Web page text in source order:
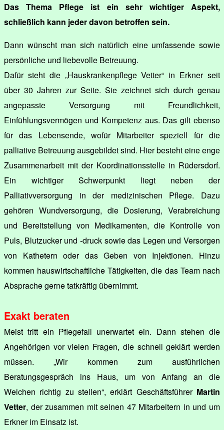
Das Thema Pflege ist ein sehr wichtiger Aspekt,
schließlich kann jeder davon betroffen sein.
Dann wünscht man sich natürlich eine umfassende sowie
persönliche und liebevolle Betreuung.
Dafür steht die „Hauskrankenpflege Vetter“ in Erkner seit
über 30 Jahren zur Seite. Sie zeichnet sich durch genau
angepasste Versorgung mit Freundlichkeit,
Einfühlungsvermögen und Kompetenz aus. Das gilt ebenso
für das Lebensende, wofür Mitarbeiter speziell für die
palliative Betreuung ausgebildet sind. Hier besteht eine enge
Zusammenarbeit mit der Koordinationsstelle in Rüdersdorf.
Ein wichtiger Schwerpunkt liegt neben der
Palliativversorgung in der medizinischen Pflege. Dazu
gehören Wundversorgung, die Dosierung, Verabreichung
und Bereitstellung von Medikamenten, die Kontrolle von
Puls, Blutzucker und -druck sowie das Legen und Versorgen
von Kathetern oder das Geben von Injektionen. Hinzu
kommen hauswirtschaftliche Tätigkeiten, die das Team nach
Absprache gerne tatkräftig übernimmt.
Exakt beraten
Meist tritt ein Pflegefall unerwartet ein. Dann stehen die
Angehörigen vor vielen Fragen, die schnell geklärt werden
müssen. „Wir kommen zum ausführlichen
Beratungsgespräch ins Haus, um von Anfang an die
Weichen richtig zu stellen“, erklärt Geschäftsführer Martin
Vetter, der zusammen mit seinen 47 Mitarbeitern in und um
Erkner im Einsatz ist.